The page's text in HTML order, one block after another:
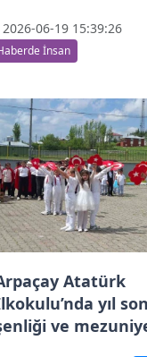
2026-06-19 15:39:26
İnsan
Atatürk
yıl
ve